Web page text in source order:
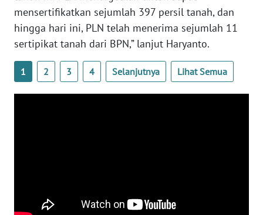
mensertifikatkan sejumlah 397 persil tanah, dan
hingga hari ini, PLN telah menerima sejumlah 11
sertipikat tanah dari BPN,” lanjut Haryanto.
1 2 3 4 Selanjutnya Lihat Semua
WN
SUMBAR
SUMSEL
JATENG